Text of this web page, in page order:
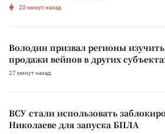
20 минут назад
Володин призвал регионы
продажи вейпов в других
27 минут назад
ВСУ стали использовать
Николаеве для запуска БПЛА